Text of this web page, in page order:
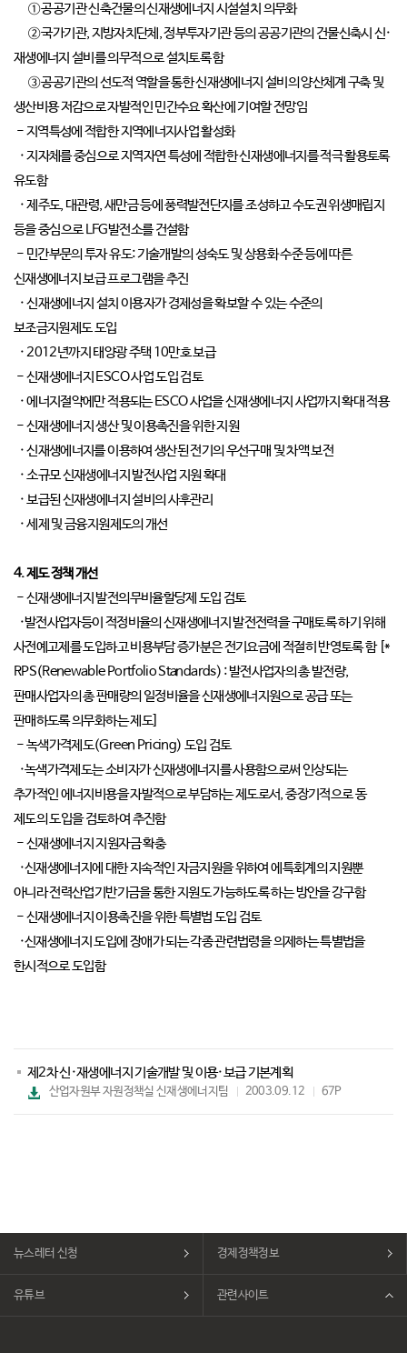
① 공공기관 신축건물의 신재생에너지 시설설치 의무화
② 국가기관, 지방자치단체, 정부투자기관 등의 공공기관의 건물신축시 신·
재생에너지 설비를 의무적으로 설치토록 함
③ 공공기관의 선도적 역할을 통한 신재생에너지 설비의 양산체계 구축 및
생산비용 저감으로 자발적인 민간수요 확산에 기여할 전망임
- 지역특성에 적합한 지역에너지사업 활성화
· 지자체를 중심으로 지역자연 특성에 적합한 신재생에너지를 적극 활용토록
유도함
· 제주도, 대관령, 새만금 등에 풍력발전단지를 조성하고 수도권 위생매립지
등을 중심으로 LFG발전소를 건설함
- 민간부문의 투자 유도: 기술개발의 성숙도 및 상용화 수준 등에 따른
신재생에너지 보급 프로그램을 추진
· 신재생에너지 설치 이용자가 경제성을 확보할 수 있는 수준의
보조금지원제도 도입
· 2012년까지 태양광 주택 10만호 보급
- 신재생에너지 ESCO 사업 도입 검토
· 에너지절약에만 적용되는 ESCO 사업을 신재생에너지 사업까지 확대 적용
- 신재생에너지 생산 및 이용촉진을 위한 지원
· 신재생에너지를 이용하여 생산된 전기의 우선구매 및 차액 보전
· 소규모 신재생에너지 발전사업 지원 확대
· 보급된 신재생에너지 설비의 사후관리
· 세제 및 금융지원제도의 개선
4. 제도 정책 개선
- 신재생에너지 발전의무비율할당제 도입 검토
·발전사업자등이 적정비율의 신재생에너지 발전전력을 구매토록 하기 위해
사전예고제를 도입하고 비용부담 증가분은 전기요금에 적절히 반영토록 함 [*
RPS(Renewable Portfolio Standards) : 발전사업자의 총 발전량,
판매사업자의 총 판매량의 일정비율을 신재생에너지원으로 공급 또는
판매하도록 의무화하는 제도]
- 녹색가격제도(Green Pricing) 도입 검토
·녹색가격제도는 소비자가 신재생에너지를 사용함으로써 인상되는
추가적인 에너지비용을 자발적으로 부담하는 제도로서, 중장기적으로 동
제도의 도입을 검토하여 추진함
- 신재생에너지 지원자금 확충
·신재생에너지에 대한 지속적인 자금지원을 위하여 에특회계의 지원뿐
아니라 전력산업기반기금을 통한 지원도 가능하도록 하는 방안을 강구함
- 신재생에너지 이용촉진을 위한 특별법 도입 검토
·신재생에너지 도입에 장애가 되는 각종 관련법령을 의제하는 특별법을
한시적으로 도입함
제2차 신·재생에너지 기술개발 및 이용·보급 기본계획
파산업자원부 자원정책실 신재생에너지팀 2003.09.12 67P
뉴스레터 신청 경제정책정보
유튜브 관련사이트